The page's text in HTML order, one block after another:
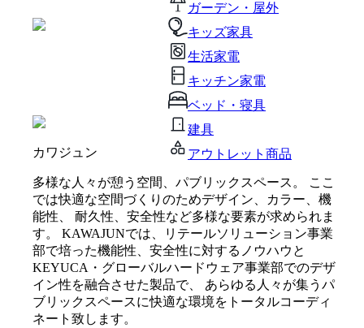
ガーデン・屋外
キッズ家具
生活家電
キッチン家電
ベッド・寝具
建具
アウトレット商品
カワジュン
多様な人々が憩う空間、パブリックスペース。 ここ
では快適な空間づくりのためデザイン、カラー、機
能性、 耐久性、安全性など多様な要素が求められま
す。 KAWAJUNでは、リテールソリューション事業
部で培った機能性、安全性に対するノウハウと
KEYUCA・グローバルハードウェア事業部でのデザ
イン性を融合させた製品で、 あらゆる人々が集うパ
ブリックスペースに快適な環境をトータルコーディ
ネート致します。